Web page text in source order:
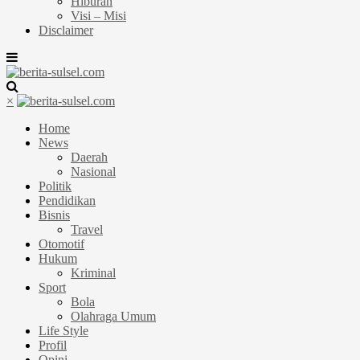
Visi – Misi
Disclaimer
×
Home
News
Daerah
Nasional
Politik
Pendidikan
Bisnis
Travel
Otomotif
Hukum
Kriminal
Sport
Bola
Olahraga Umum
Life Style
Profil